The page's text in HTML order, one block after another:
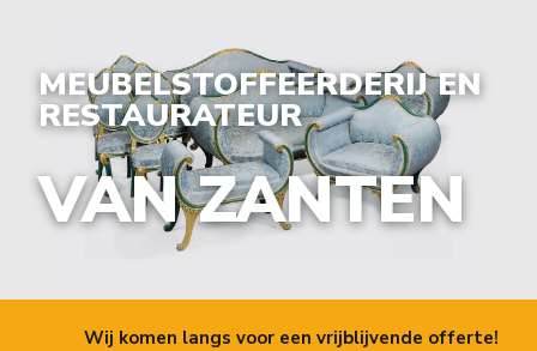
MEUBELSTOFFEERDERIJ EN
RESTAURATEUR
VAN ZANTEN
Wij komen langs voor een vrijblijvende offerte!